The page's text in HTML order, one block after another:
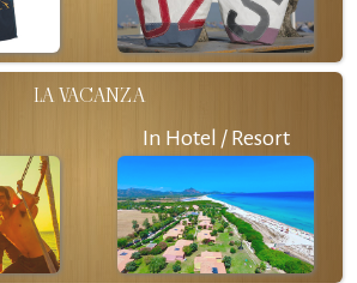
LA VACANZA
In Hotel / Resort